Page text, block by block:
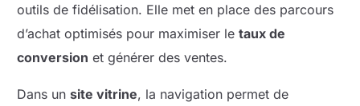
outils de fidélisation. Elle met en place des parcours
d’achat optimisés pour maximiser letaux de
conversion et générer des ventes.
Dans unsite vitrine, la navigation permet de